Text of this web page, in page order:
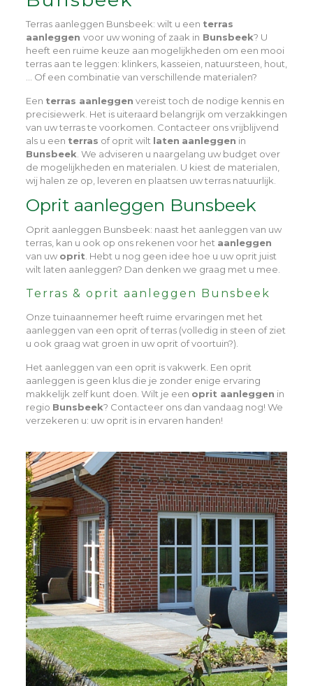
Terras aanleggen Bunsbeek: wilt u een terras
aanleggen voor uw woning of zaak in Bunsbeek? U
heeft een ruime keuze aan mogelijkheden om een mooi
terras aan te leggen: klinkers, kasseien, natuursteen, hout,
… Of een combinatie van verschillende materialen?
Een terras aanleggen vereist toch de nodige kennis en
precisiewerk. Het is uiteraard belangrijk om verzakkingen
van uw terras te voorkomen. Contacteer ons vrijblijvend
als u een terras of oprit wilt laten aanleggen in
Bunsbeek . We adviseren u naargelang uw budget over
de mogelijkheden en materialen. U kiest de materialen,
wij halen ze op, leveren en plaatsen uw terras natuurlijk.
Oprit aanleggen Bunsbeek
Oprit aanleggen Bunsbeek: naast het aanleggen van uw
terras, kan u ook op ons rekenen voor het aanleggen
van uw oprit . Hebt u nog geen idee hoe u uw oprit juist
wilt laten aanleggen? Dan denken we graag met u mee.
Terras & oprit aanleggen Bunsbeek
Onze tuinaannemer heeft ruime ervaringen met het
aanleggen van een oprit of terras (volledig in steen of ziet
u ook graag wat groen in uw oprit of voortuin?).
Het aanleggen van een oprit is vakwerk. Een oprit
aanleggen is geen klus die je zonder enige ervaring
makkelijk zelf kunt doen. Wilt je een oprit aanleggen in
regio Bunsbeek? Contacteer ons dan vandaag nog! We
verzekeren u: uw oprit is in ervaren handen!